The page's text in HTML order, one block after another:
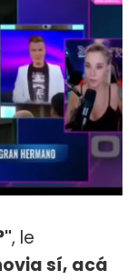
, le
sí, acá